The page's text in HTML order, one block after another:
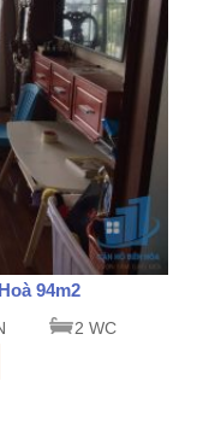
94m2
2 WC